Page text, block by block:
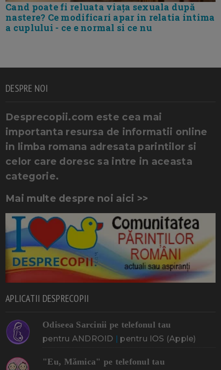
Cand poate fi reluata viața sexuala după
nastere? Ce modificari apar in relatia intima
a cuplului - ce e normal si ce nu
DESPRE NOI
Desprecopii.com este cea mai
importanta resursa de informatii online
in limba romana adresata parintilor si
celor care doresc sa intre in aceasta
categorie.
Mai multe despre noi aici >>
APLICATII DESPRECOPII
Odiseea Sarcinii pe telefonul tau
pentru ANDROID pentru IOS (Apple)
"Eu, Mămica" pe telefonul tau